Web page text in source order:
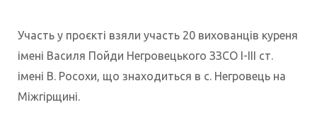
Участь у проєкті взяли участь 20 вихованців куреня
імені Василя Пойди Негровецького ЗЗСО І-ІІІ ст.
імені В. Росохи, що знаходиться в с. Негровець на
Міжгірщині.